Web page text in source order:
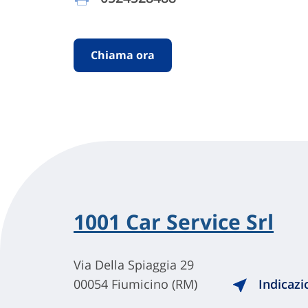
Chiama ora
1001 Car Service Srl
Via Della Spiaggia 29
00054 Fiumicino (RM)